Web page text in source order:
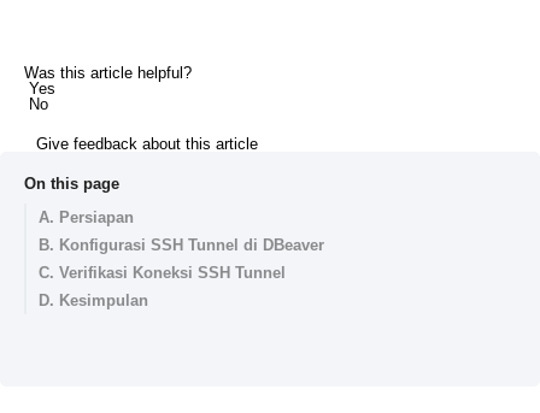
Was this article helpful?
Yes
No
Give feedback about this article
On this page
A. Persiapan
B. Konfigurasi SSH Tunnel di DBeaver
C. Verifikasi Koneksi SSH Tunnel
D. Kesimpulan